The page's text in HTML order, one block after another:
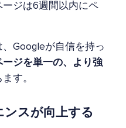
ジは6週間以内にペ
Googleが自信を持っ
ージを単一の、より強
す。
スが向上する